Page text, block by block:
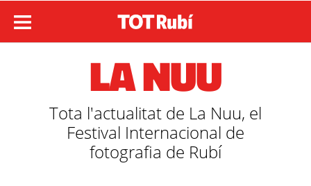
LA NUU
Tota l'actualitat de La Nuu, el
Festival Internacional de
fotografia de Rubí